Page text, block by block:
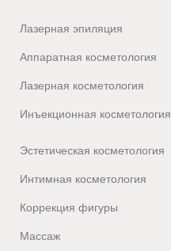
Лазерная эпиляция
Аппаратная косметология
Лазерная косметология
Инъекционная косметология
Эстетическая косметология
Интимная косметология
Коррекция фигуры
Массаж